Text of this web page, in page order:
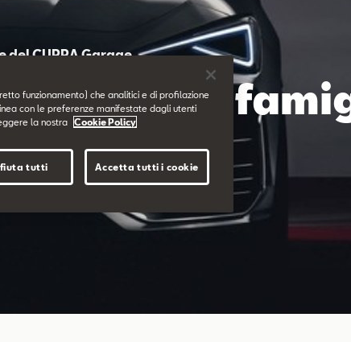
del CUPRA Garage
nuova
funzionamento) che analitici e di profilazione
con le preferenze manifestate dagli utenti
la nostra
Cookie Policy
tutti Accetta tutti i cookie